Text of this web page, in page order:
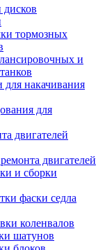
дисков
тормозных
и
для накачивания
для
двигателей
двигателей
и сборки
фаски седла
коленвалов
шатунов